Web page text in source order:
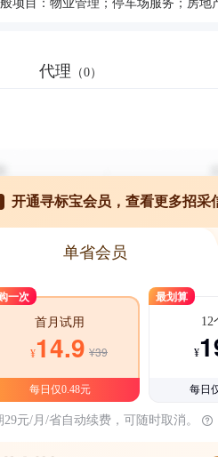
代理 （0）
开通寻标宝会员，查看更多招采
单省会员
一次
首月试用
¥14.9 ¥39
每日仅0.48元
最划算
12
¥
每日
29元/月/省自动续费，可随时取消。